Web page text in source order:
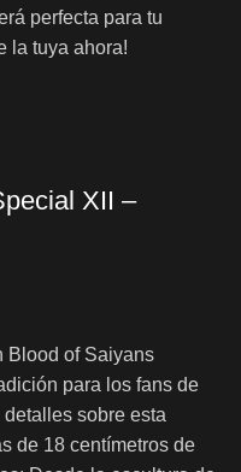
perfecta para tu
la tuya ahora!
XII –
Blood of Saiyans
para los fans de
sobre esta
de 18 centímetros de